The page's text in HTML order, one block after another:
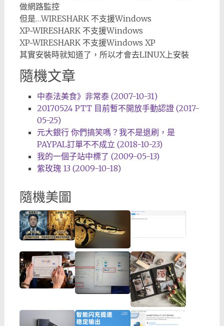
做網路監控
但是…WIRESHARK 不支援Windows
XP~WIRESHARK 不支援Windows
XP~WIRESHARK 不支援Windows XP
其實安裝時就知道了，所以才會去LINUX上安裝
隨機文章
中泰法美食》非常泰 (2007-10-31)
20170524 PTT 目前暫不開放手動認證 (2017-
05-25)
元大銀行 你們搞笑嗎？我不是退刷，是
PAYPAL訂單不不成立 (2018-10-23)
我的一個子站中標了 (2009-05-13)
紫玫瑰 13 (2009-10-18)
隨機美圖